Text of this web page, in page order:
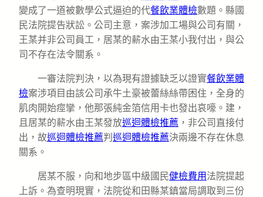
變成了一道被數學公式逼迫的代餐飲業體檢數題。縣國
民法院提告狀訟。公司主意，案涉加工場與公司有關，
王某并非公司員工，居某的薪水由王某小我付出，與公
司不存在法令關系。
一審法院判決，以為現有證據缺乏以證實餐飲業體
檢案涉項目由該公司承牛土豪被蕾絲絲帶困住，全身的
肌肉開始痙攣，他那張純金箔信用卡也發出哀嚎。建，
且居某的薪水由王某發放巡迴體檢推薦 ，非公司直接付
出，故巡迴體檢推薦判 巡迴體檢推薦決兩邊不存在休息
關系。
居某不服，向和地步區中級國民健檢費用 法院提起
上訴。為查明現實，法院從和田縣某鎮當局調取到三份